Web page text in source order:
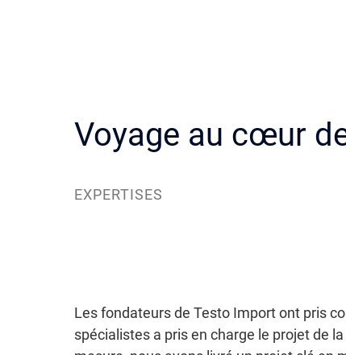
Voyage au cœur
EXPERTISES
Les fondateurs de Testo Import ont pris
spécialistes a pris en charge le projet de